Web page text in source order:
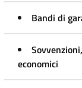
Bandi di
economici